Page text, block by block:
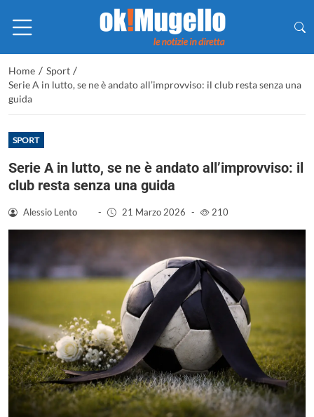
Home / Sport /
Serie A in lutto, se ne è andato all’improvviso: il club resta senza una
guida
SPORT
Serie A in lutto, se ne è andato all’improvviso: il
club resta senza una guida
Alessio Lento - 21 Marzo 2026 - 210